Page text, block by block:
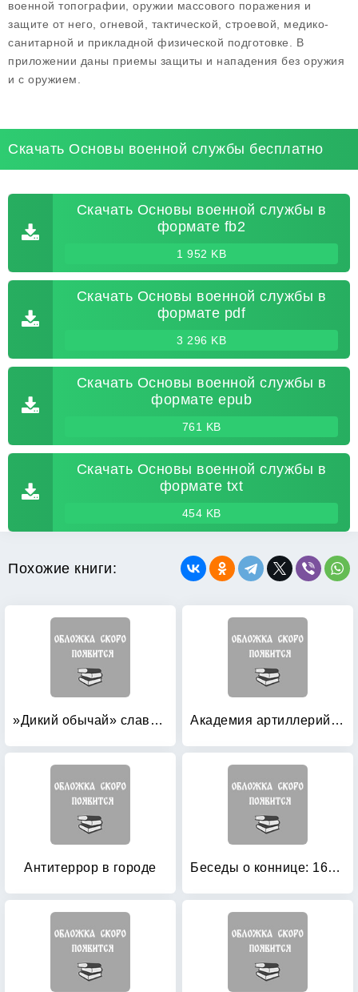
военной топографии, оружии массового поражения и
защите от него, огневой, тактической, строевой, медико-
санитарной и прикладной физической подготовке. В
приложении даны приемы защиты и нападения без оружия
и с оружием.
Скачать Основы военной службы бесплатно
Скачать Основы военной службы в
формате fb2
1 952 KB
Скачать Основы военной службы в
формате pdf
3 296 KB
Скачать Основы военной службы в
формате epub
761 KB
Скачать Основы военной службы в
формате txt
454 KB
Похожие книги:
»Дикий обычай» славной гвардейской школы: Цук и другие традиции Николаевского кавалерийского училища Академия артиллерийских наук Министерства вооруженных сил СССР (1946-1953): Краткая история: документы и материалы
Антитеррор в городе Беседы о коннице: 1600 верст похода 1-й бригады 12-й кавалерийской дивизии: опыт подготовки конницы к походно-боевой работе